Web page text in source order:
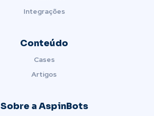
Integrações
Conteúdo
Cases
Artigos
Sobre a AspinBots